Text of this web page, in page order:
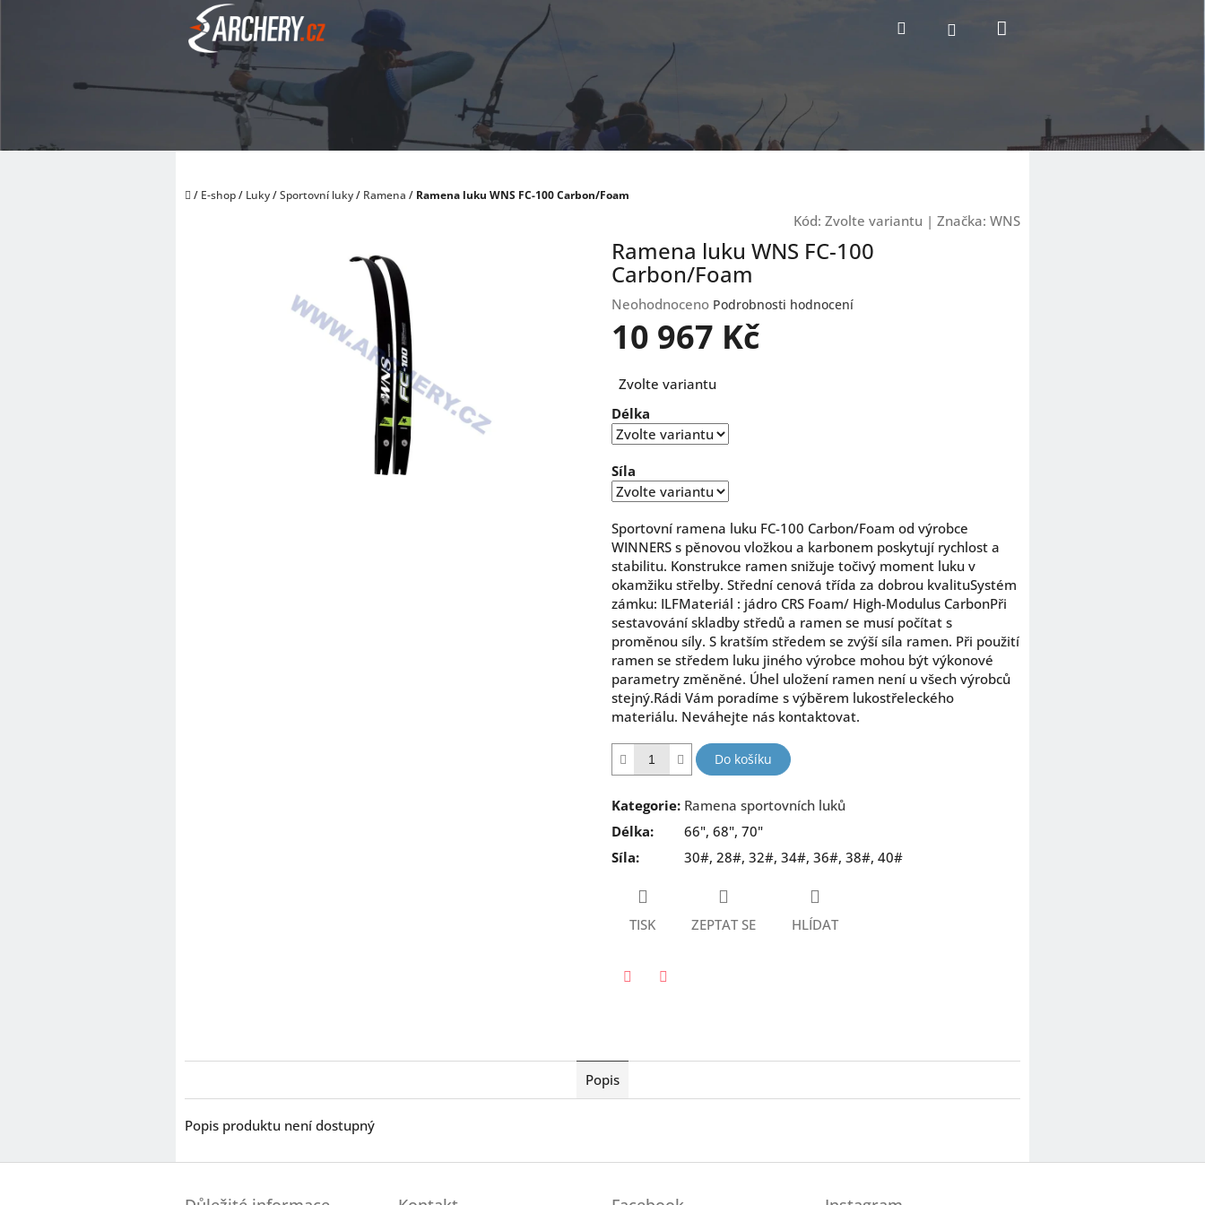
Hledat Přihlášení
Domů
/ E-shop/ Luky/Sportovní luky/ Ramena / Ramena luku WNS FC-100 Carbon/Foam
Kód: Zvolte variantu | Značka: WNS
Ramena luku WNS FC-100
Carbon/Foam
Průměrné
hodnocení
produktu
0,0
5
hvězdiček.
Neohodnoceno Podrobnosti hodnocení
10 967 Kč
cena:
Zvolte variantu
Délka
Síla
Sportovní ramena luku FC-100 Carbon/Foam od výrobce
WINNERS s pěnovou vložkou a karbonem poskytují rychlost a
stabilitu. Konstrukce ramen snižuje točivý moment luku v
okamžiku střelby. Střední cenová třída za dobrou kvalituSystém
zámku: ILFMateriál : jádro CRS Foam/ High-Modulus CarbonPři
sestavování skladby středů a ramen se musí počítat s
proměnou síly. S kratším středem se zvýší síla ramen. Při použití
ramen se středem luku jiného výrobce mohou být výkonové
parametry změněné. Úhel uložení ramen není u všech výrobců
stejný.Rádi Vám poradíme s výběrem lukostřeleckého
materiálu. Neváhejte nás kontaktovat.
Do košíku
Kategorie: Ramena sportovních luků
Délka:
66", 68", 70"
Síla: 30#, 28#, 32#, 34#, 36#, 38#, 40#
TISK ZEPTAT SE HLÍDAT
Popis
Popis produktu není dostupný